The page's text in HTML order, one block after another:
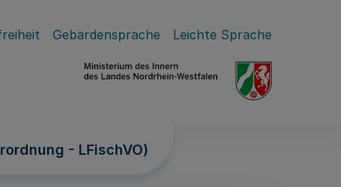
Gebärdensprache Leichte Sprache
- LFischVO)